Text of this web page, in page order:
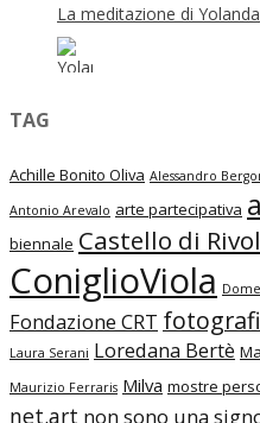
La meditazione di Yolanda
TAG
Achille Bonito Oliva Alessandro
Antonio Arevalo arte partecipativa
biennale Castello di
ConiglioViola
Fondazione CRT
Laura Serani Loredana Bertè
Maurizio Ferraris Milva mostre
net.art non sono una